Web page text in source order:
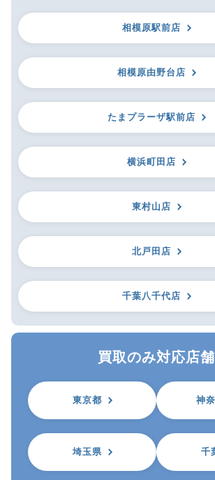
相模原駅前店
相模原由野台店
たまプラーザ駅前店
横浜町田店
東村山店
北戸田店
千葉八千代店
買取のみ対応店舗
東京都 神
埼玉県 千